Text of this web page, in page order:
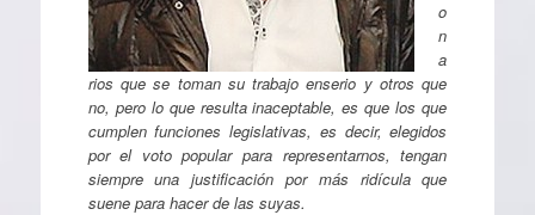
o
n
a
rios que se toman su trabajo enserio y otros que
no, pero lo que resulta inaceptable, es que los que
cumplen funciones legislativas, es decir, elegidos
por el voto popular para representarnos, tengan
siempre una justificación por más ridícula que
suene para hacer de las suyas.